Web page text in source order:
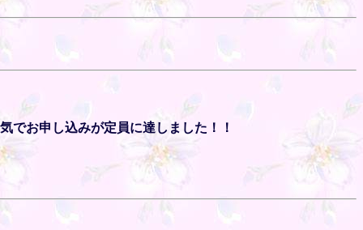
でお申し込みが定員に達しました！！